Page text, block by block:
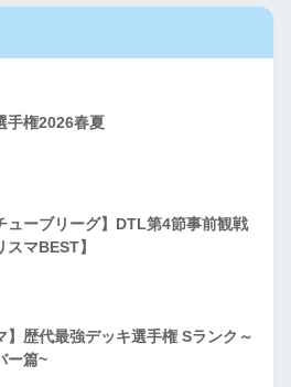
手権2026春夏
ューブリーグ】DTL第4節事前観戦
マBEST】
】歴代最強デッキ選手権 Sランク～
ー篇~